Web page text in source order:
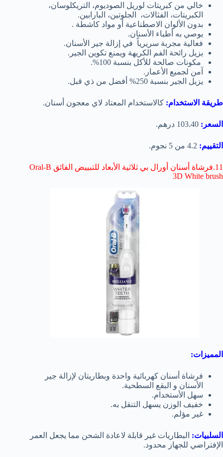
خالي من كبريتات لوريل الصوديوم، التريكلوسان،
الكبريتات، الفثالات، الجلوتين، البارابين.
بدون الألوان الاصطناعية أو مواد كاشطة .
يوصي به أطباء الأسنان.
فعالية مجربة سريرياً في إزالة جير الأسنان.
يزيل رائحة الفم الكريهة ويمنع تكوين الجير.
مكونات صالحة للأكل بنسبة 100%.
آمن لجميع الأعمار.
يزيل الجير بنسبة 250% أفضل من ذي قبل.
طريقة الاستخدام: كالاستخدام المعتاد لاي معجون أسنان.
السعر: 103.40 درهم.
التقييم: 4.2 من 5 نجوم.
11.فرشاة أسنان أورال بي ثلاثية الأبعاد للتبييض الفائق Oral-B
3D White brush
المميزات:
فرشاة أسنان كهربائية واحدة وبطاريتان لإزالة جير
الأسنان و البقع السطحية.
سهل الأستخدام.
خفيف الوزن يسهل التنقل به.
غير مؤلم.
السلبيات: البطاريات غير قابلة لاعادة الشحن مما يجعل العمر
الإفتراضي للجهاز محدود.